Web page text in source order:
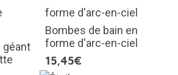
géant
Bombes de bain en
forme d'arc-en-ciel
15,45€